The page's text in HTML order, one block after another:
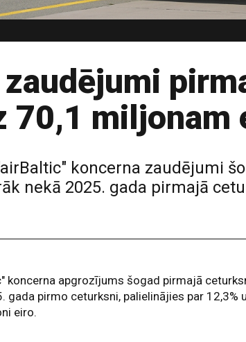
70,1 miljonam
koncerna zaudējumi
nekā 2025. gada pirmajā
koncerna apgrozījums šogad pirmajā
gada pirmo ceturksni, palielinājies par 12,3%
eiro.